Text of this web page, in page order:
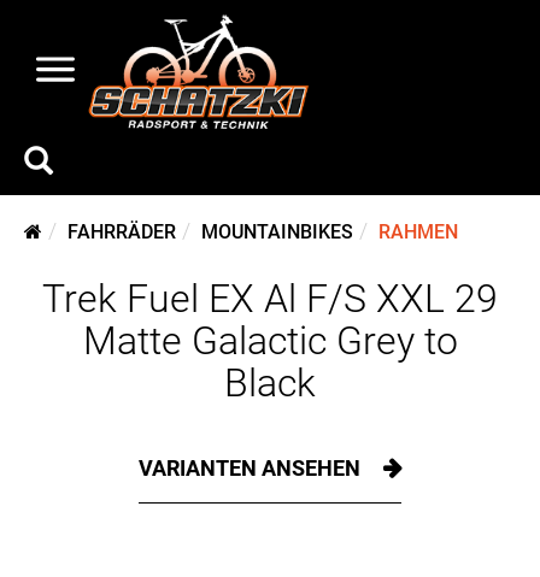
FAHRRÄDER MOUNTAINBIKES RAHMEN
Trek Fuel EX Al F/S XXL 29
Matte Galactic Grey to
Black
VARIANTEN ANSEHEN